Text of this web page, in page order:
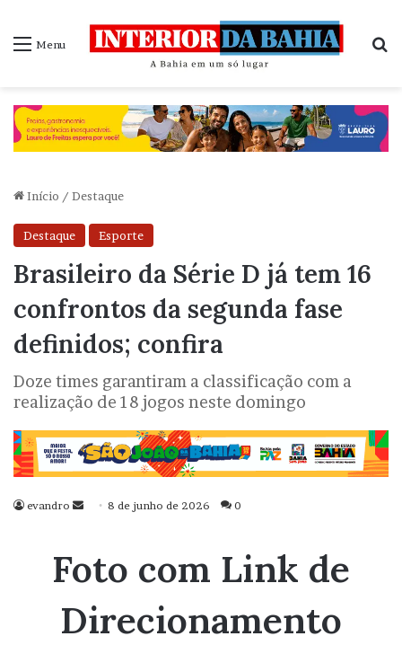
Menu
Início / Destaque
Destaque Esporte
Brasileiro da Série D já tem 16
confrontos da segunda fase
definidos; confira
Doze times garantiram a classificação com a
realização de 18 jogos neste domingo
evandro
Mande
mail
8 de junho de 2026 0
Foto com Link de
Direcionamento